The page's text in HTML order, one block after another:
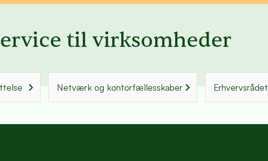
til virksomheder
Netværk og kontorfællesskaber Erhvervsrådet